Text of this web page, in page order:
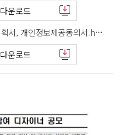
다운로드
[양식1,2,3] 참가신청서, 디자인계획서, 개인정보제공동의서.hwp
다운로드